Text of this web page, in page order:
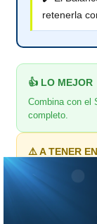
retenerla
👍 LO MEJOR
Combina con el
completo.
⚠️ A TENER
El azul cielo
🎯 ¿Para quién